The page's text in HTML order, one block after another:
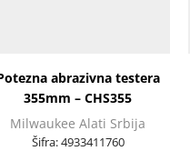
abrazivna testera
355mm – CHS355
Milwaukee Alati Srbija
Šifra:4933411760